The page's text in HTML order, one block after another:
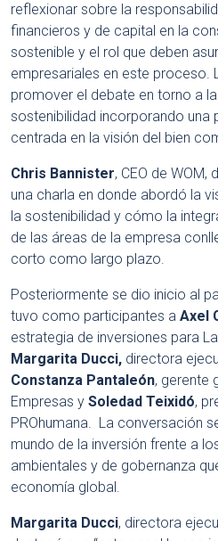
reflexionar sobre la
financieros y de capital en la
sostenible y el rol que deben
empresariales en este proceso.
promover el debate en torno a
sostenibilidad incorporando una
centrada en la visión del bien
Chris Bannister, CEO de
una charla en donde abordó la
la sostenibilidad y cómo la
de las áreas de la empresa
corto como largo plazo.
Posteriormente se dio inicio al
tuvo como participantes a Axel
estrategia de inversiones para
Margarita Ducci, directora
Constanza Pantaleón, gerente
Empresas y Soledad Teixidó,
PROhumana. La conversación
mundo de la inversión frente a
ambientales y de gobernanza
economía global.
Margarita Ducci, directora